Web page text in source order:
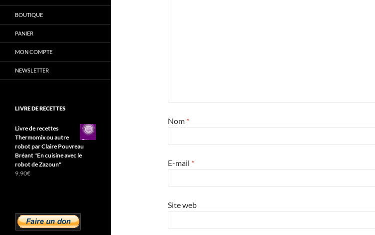
Nom *
E-mail *
Site web
BOUTIQUE
PANIER
MON COMPTE
NEWSLETTER
LIVRE DE RECETTES
Livre de recettes
Thermomix ou autre
robot par Claire Pouvreau
Bréant "En cuisine avec le
robot de Zazoun"
9,90€